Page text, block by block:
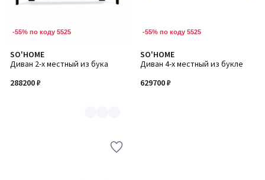
-55% по коду 5525
SO'HOME
Диван 2-х местный из бука
288200 ₽
Количество
цветов:
5
-55% по коду 5525
SO'HOME
Диван 4-х местный из букле
629700 ₽